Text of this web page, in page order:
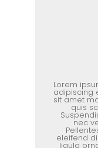
Lorem
adipiscing
sit amet
quis
nec
eleifend
ligula